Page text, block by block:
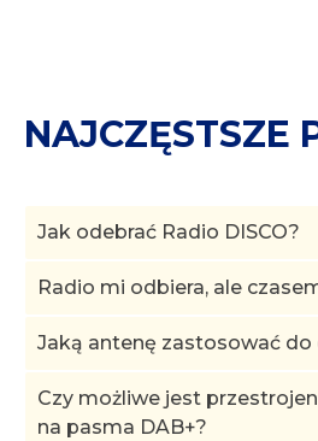
NAJCZĘSTSZE
Jak odebrać Radio DISCO?
Radio mi odbiera, ale
Jaką antenę zastosować do
Czy możliwe jest
na pasma DAB+?